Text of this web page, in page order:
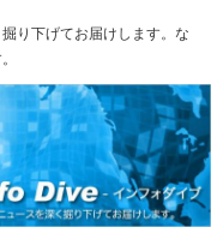
り下げてお届けします。な